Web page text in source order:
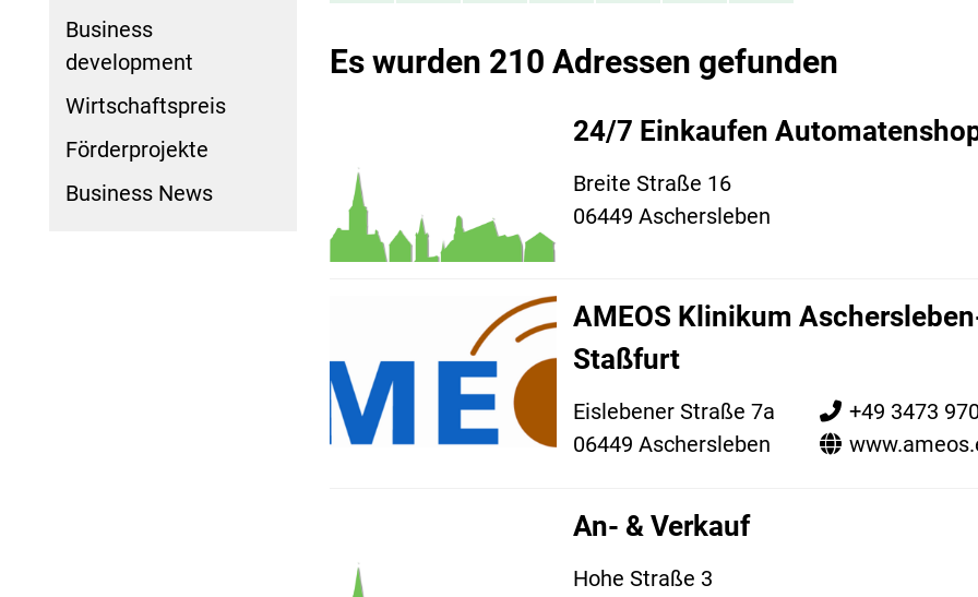
Business
development
Wirtschaftspreis
Förderprojekte
Business News
Es wurden 210 Adressen gefunden
24/7 Einkaufen
Breite Straße 16
06449 Aschersleben
AMEOS Klinikum
Staßfurt
Eislebener Straße 7a
06449 Aschersleben
+49 3473
An- & Verkauf
Hohe Straße 3